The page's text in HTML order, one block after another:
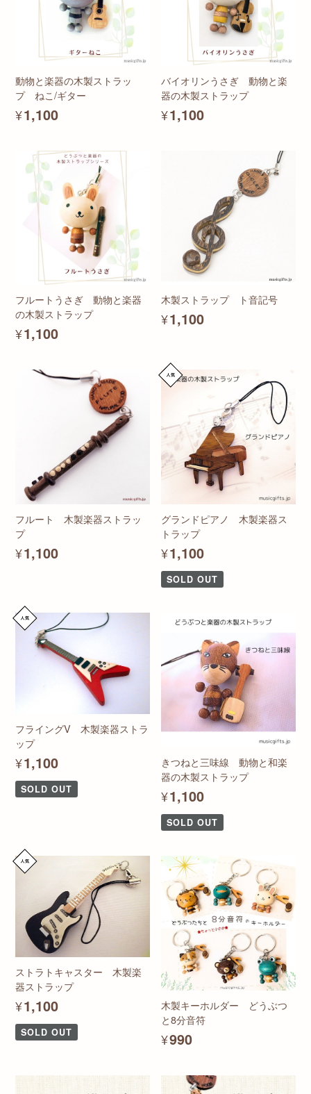
動物と楽器の木製ストラッ
プ ねこ/ギター
¥1,100
バイオリンうさぎ 動物と楽
器の木製ストラップ
¥1,100
フルートうさぎ 動物と楽器
の木製ストラップ
¥1,100
木製ストラップ ト音記号
¥1,100
フルート 木製楽器ストラッ
プ
¥1,100
グランドピアノ 木製楽器ス
トラップ
¥1,100
SOLD OUT
フライングV 木製楽器ストラ
ップ
¥1,100
SOLD OUT
きつねと三味線 動物と和楽
器の木製ストラップ
¥1,100
SOLD OUT
ストラトキャスター 木製楽
器ストラップ
¥1,100
SOLD OUT
木製キーホルダー どうぶつ
と8分音符
¥990